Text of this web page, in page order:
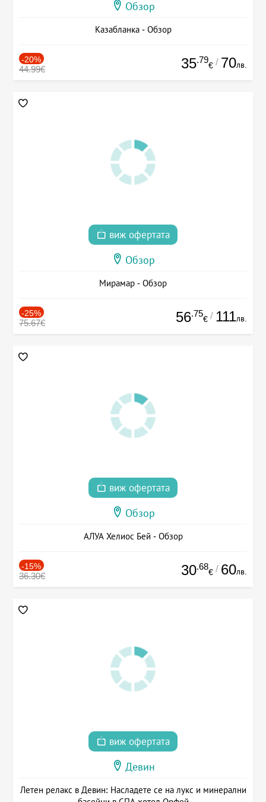
Обзор
Казабланка - Обзор
-20%
44.99€ 35.79
€ / 70лв.
виж офертата
Обзор
Мирамар - Обзор
-25%
75.67€ 56.75
€ / 111лв.
виж офертата
Обзор
АЛУА Хелиос Бей - Обзор
-15%
36.30€ 30.68
€ / 60лв.
виж офертата
Девин
Летен релакс в Девин: Насладете се на лукс и минерални